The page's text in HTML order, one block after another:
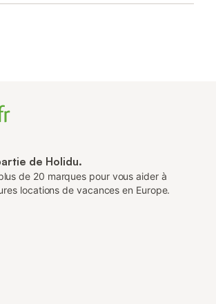
de Holidu.
de 20 marques pour vous aider à
locations de vacances en Europe.